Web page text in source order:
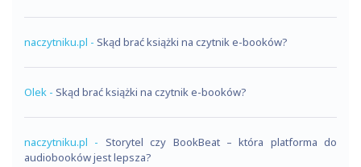
naczytniku.pl - Skąd brać książki na czytnik e-booków?
Olek - Skąd brać książki na czytnik e-booków?
naczytniku.pl - Storytel czy BookBeat – która platforma do
audiobooków jest lepsza?